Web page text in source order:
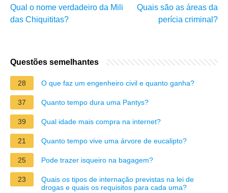
Qual o nome verdadeiro da Mili
das Chiquititas?
Quais são as áreas da
perícia criminal?
Questões semelhantes
28 O que faz um engenheiro civil e quanto ganha?
37 Quanto tempo dura uma Pantys?
39 Qual idade mais compra na internet?
21 Quanto tempo vive uma árvore de eucalipto?
25 Pode trazer isqueiro na bagagem?
23
Quais os tipos de internação previstas na lei de
drogas e quais os requisitos para cada uma?